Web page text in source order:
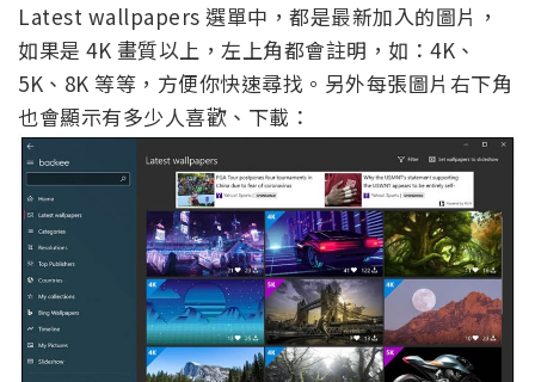
Latest wallpapers 選單中，都是最新加入的圖片，
如果是 4K 畫質以上，左上角都會註明，如：4K、
5K、8K 等等，方便你快速尋找。另外每張圖片右下角
也會顯示有多少人喜歡、下載：